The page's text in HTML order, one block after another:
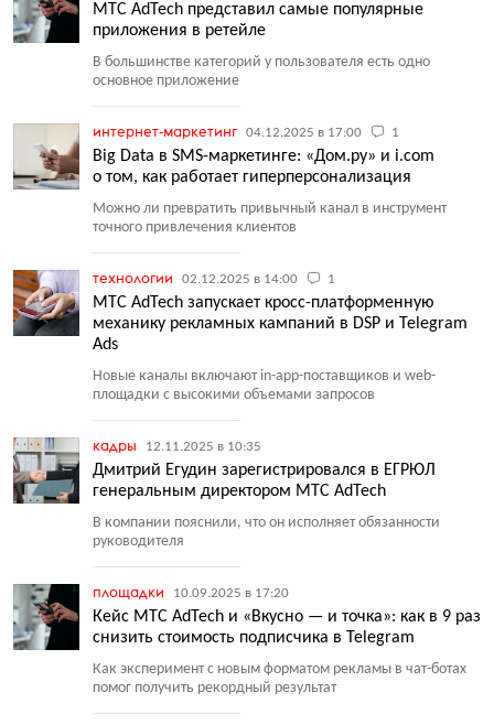
МТС AdTech представил самые популярные
приложения в ретейле
В большинстве категорий у пользователя есть одно
основное приложение
интернет-маркетинг 04.12.2025 в 17:00 1
Big Data в SMS-маркетинге: «Дом.ру» и i.com
о том, как работает гиперперсонализация
Можно ли превратить привычный канал в инструмент
точного привлечения клиентов
технологии 02.12.2025 в 14:00 1
МТС AdTech запускает кросс-платформенную
механику рекламных кампаний в DSP и Telegram
Ads
Новые каналы включают in-app-поставщиков и web-
площадки с высокими объемами запросов
кадры 12.11.2025 в 10:35
Дмитрий Егудин зарегистрировался в ЕГРЮЛ
генеральным директором МТС AdTech
В компании пояснили, что он исполняет обязанности
руководителя
площадки 10.09.2025 в 17:20
Кейс МТС AdTech и «Вкусно — и точка»: как в 9 раз
снизить стоимость подписчика в Telegram
Как эксперимент с новым форматом рекламы в чат-ботах
помог получить рекордный результат